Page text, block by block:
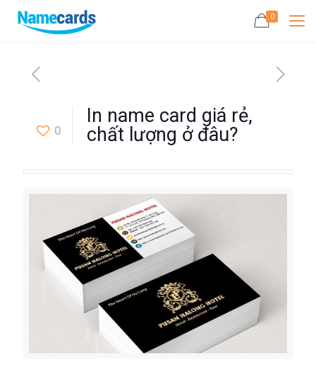
0
0
In name card giá rẻ,
chất lượng ở đâu?